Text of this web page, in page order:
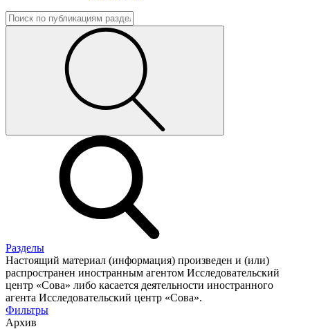
Разделы
Настоящий материал (информация) произведен и (или)
распространен иностранным агентом Исследовательский
центр «Сова» либо касается деятельности иностранного
агента Исследовательский центр «Сова».
Фильтры
Архив